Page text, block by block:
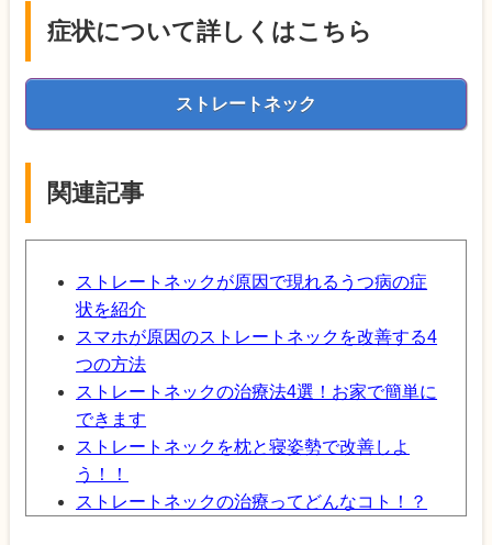
症状について詳しくはこちら
ストレートネック
関連記事
ストレートネックが原因で現れるうつ病の症
状を紹介
スマホが原因のストレートネックを改善する4
つの方法
ストレートネックの治療法4選！お家で簡単に
できます
ストレートネックを枕と寝姿勢で改善しよ
う！！
ストレートネックの治療ってどんなコト！？